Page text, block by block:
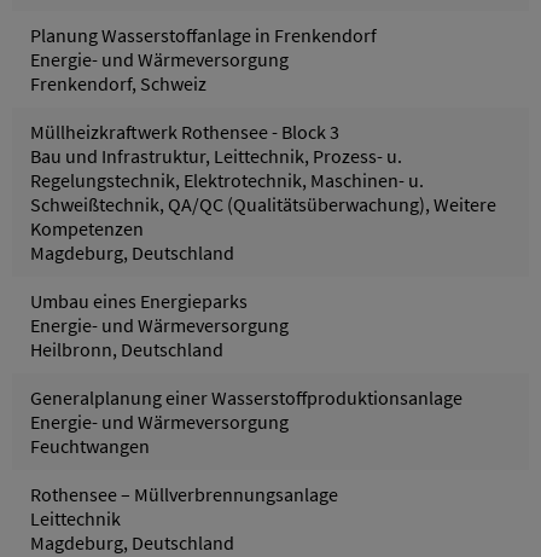
Planung Wasserstoffanlage in Frenkendorf
Energie- und Wärmeversorgung
Frenkendorf, Schweiz
Müllheizkraftwerk Rothensee - Block 3
Bau und Infrastruktur, Leittechnik, Prozess- u.
Regelungstechnik, Elektrotechnik, Maschinen- u.
Schweißtechnik, QA/QC (Qualitätsüberwachung), Weitere
Kompetenzen
Magdeburg, Deutschland
Umbau eines Energieparks
Energie- und Wärmeversorgung
Heilbronn, Deutschland
Generalplanung einer Wasserstoffproduktionsanlage
Energie- und Wärmeversorgung
Feuchtwangen
Rothensee – Müllverbrennungsanlage
Leittechnik
Magdeburg, Deutschland